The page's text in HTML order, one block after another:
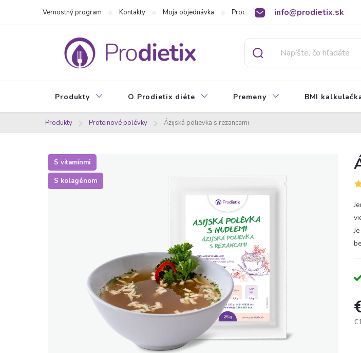
info@prodietix.sk
Vernostný program Kontakty Moja objednávka Prodietix poradňa BMI kalkulačka
Produkty O Prodietix diéte Premeny BMI
Produkty Proteinové polévky Ázijská polievka s rezancami
S vitamínmi
S kolagénom